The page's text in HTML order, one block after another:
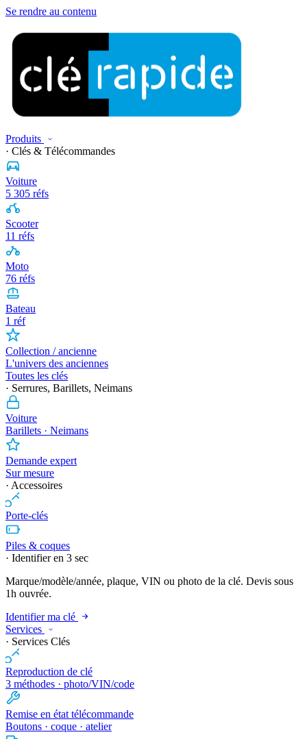
Se rendre au contenu
Produits
· Clés & Télécommandes
Voiture
5 305 réfs
Scooter
11 réfs
Moto
76 réfs
Bateau
1 réf
Collection / ancienne
L'univers des anciennes
Toutes les clés
· Serrures, Barillets, Neimans
Voiture
Barillets · Neimans
Demande expert
Sur mesure
· Accessoires
Porte-clés
Piles & coques
· Identifier en 3 sec
Marque/modèle/année, plaque, VIN ou photo de la clé. Devis sous
1h ouvrée.
Identifier ma clé
Services
· Services Clés
Reproduction de clé
3 méthodes · photo/VIN/code
Remise en état télécommande
Boutons · coque · atelier